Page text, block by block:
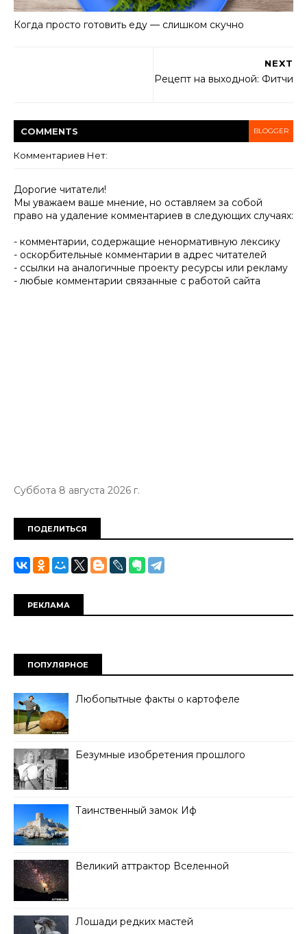
Когда просто готовить еду — слишком скучно
NEXT
Рецепт на выходной: Фитчи
COMMENTS BLOGGER
Комментариев Нет:
Дорогие читатели!
Мы уважаем ваше мнение, но оставляем за собой
право на удаление комментариев в следующих случаях:
- комментарии, содержащие ненормативную лексику
- оскорбительные комментарии в адрес читателей
- ссылки на аналогичные проекту ресурсы или рекламу
- любые комментарии связанные с работой сайта
Суббота 8 августа 2026 г.
ПОДЕЛИТЬСЯ
РЕКЛАМА
ПОПУЛЯРНОЕ
Любопытные факты о картофеле
Безумные изобретения прошлого
Таинственный замок Иф
Великий аттрактор Вселенной
Лошади редких мастей